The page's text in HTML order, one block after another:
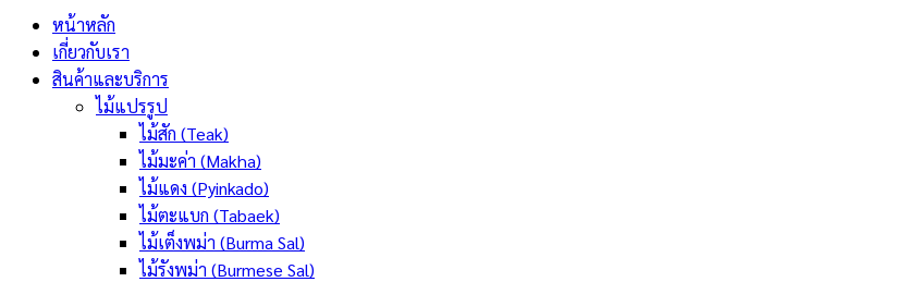
หน้าหลัก
เกี่ยวกับเรา
สินค้าและบริการ
ไม้แปรรูป
ไม้สัก (Teak)
ไม้มะค่า (Makha)
ไม้แดง (Pyinkado)
ไม้ตะแบก (Tabaek)
ไม้เต็งพม่า (Burma Sal)
ไม้รังพม่า (Burmese Sal)